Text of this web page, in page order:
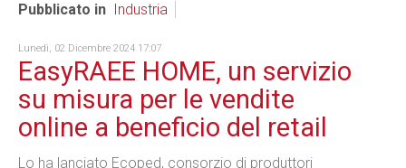
Pubblicato in
Industria
Lunedì, 02 Dicembre 2024 17:07
EasyRAEE HOME, un servizio
su misura per le vendite
online a beneficio del retail
Lo ha lanciato Ecoped, consorzio di produttori